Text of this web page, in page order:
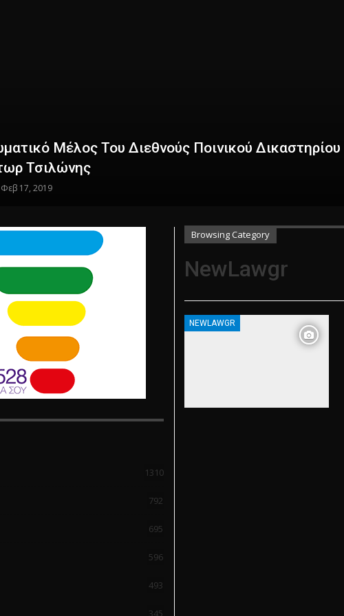
Μέλος Του Διεθνούς Ποινικού Δικαστηρίου
Τσιλώνης
Φεβ 17, 2019
Browsing Category
NewLawgr
NEWLAWGR
1310
792
695
596
493
345